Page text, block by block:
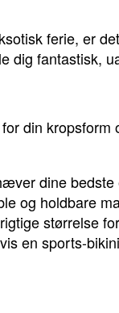
ferie, er
dig fantastisk,
din
dine bedste
og holdbare
størrelse
en sports-